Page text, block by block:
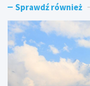
w
w
a
z
n
ś
D
o
l
i
Sprawdź również